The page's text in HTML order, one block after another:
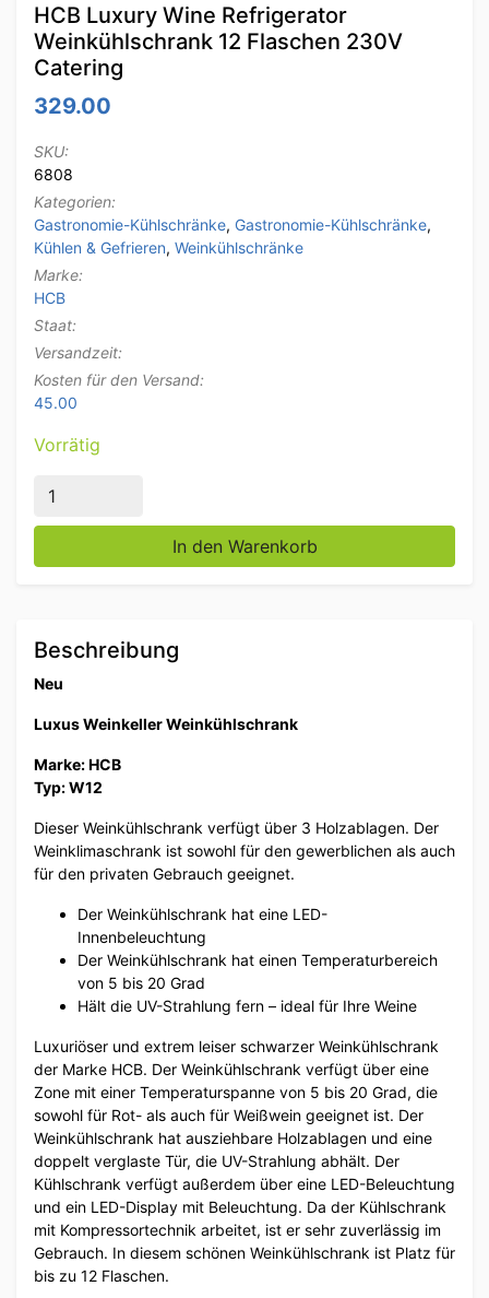
HCB Luxury Wine Refrigerator
Weinkühlschrank 12 Flaschen 230V
Catering
329.00
SKU:
6808
Kategorien:
Gastronomie-Kühlschränke, Gastronomie-Kühlschränke,
Kühlen & Gefrieren, Weinkühlschränke
Marke:
HCB
Staat:
Versandzeit:
Kosten für den Versand:
45.00
Vorrätig
HCB Luxury Wine Refrigerator Weinkühlschrank 12
In den Warenkorb
Beschreibung
Neu
Luxus Weinkeller Weinkühlschrank
Marke: HCB
Typ: W12
Dieser Weinkühlschrank verfügt über 3 Holzablagen. Der
Weinklimaschrank ist sowohl für den gewerblichen als auch
für den privaten Gebrauch geeignet.
Der Weinkühlschrank hat eine LED-
Innenbeleuchtung
Der Weinkühlschrank hat einen Temperaturbereich
von 5 bis 20 Grad
Hält die UV-Strahlung fern – ideal für Ihre Weine
Luxuriöser und extrem leiser schwarzer Weinkühlschrank
der Marke HCB. Der Weinkühlschrank verfügt über eine
Zone mit einer Temperaturspanne von 5 bis 20 Grad, die
sowohl für Rot- als auch für Weißwein geeignet ist. Der
Weinkühlschrank hat ausziehbare Holzablagen und eine
doppelt verglaste Tür, die UV-Strahlung abhält. Der
Kühlschrank verfügt außerdem über eine LED-Beleuchtung
und ein LED-Display mit Beleuchtung. Da der Kühlschrank
mit Kompressortechnik arbeitet, ist er sehr zuverlässig im
Gebrauch. In diesem schönen Weinkühlschrank ist Platz für
bis zu 12 Flaschen.